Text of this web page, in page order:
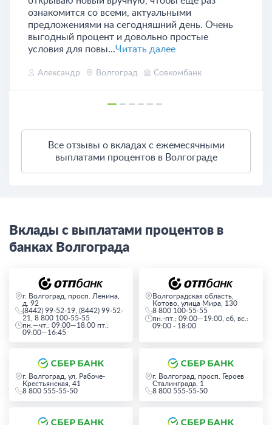
ознакомится со всеми, актуальными
предложениями на сегодняшний день. Очень
выгодный процент и довольно простые
условия для повы...Читать далее
Александр Волгоград Совкомбанк
Все отзывы о вкладах с ежемесячными
выплатами процентов в Волгограде
Вклады с выплатами процентов в
банках Волгограда
г. Волгоград, просп. Ленина,
д. 92
(8442) 99-52-19, (8442) 99-52-
21, 8 800 100-55-55
пн.—чт.: 09:00—18:00 пт.:
09:00—16:45
Волгоградская область,
Котово, улица Мира, 130
8 800 100-55-55
пн.-пт.: 09:00—19:00, сб, вс.:
09:00 - 18:00
г. Волгоград, ул. Рабоче-
Крестьянская, 41
8 800 555-55-50
г. Волгоград, просп. Героев
Сталинграда, 1
8 800 555-55-50